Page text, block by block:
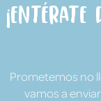
Prometemos no
vamos a